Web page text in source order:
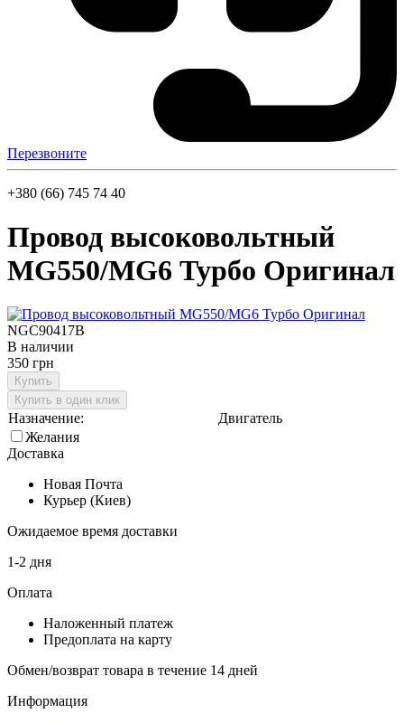
Перезвоните
+380 (66) 745 74 40
Провод высоковольтный
MG550/MG6 Турбо Оригинал
NGC90417B
В наличии
350 грн
Купить
Купить в один клик
Назначение:
Двигатель
Желания
Доставка
Новая Почта
Курьер (Киев)
Ожидаемое время доставки
1-2 дня
Оплата
Наложенный платеж
Предоплата на карту
Обмен/возврат товара в течение 14 дней
Информация